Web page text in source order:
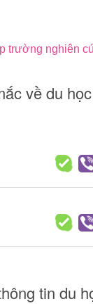
trường nghiên
về du
tin du